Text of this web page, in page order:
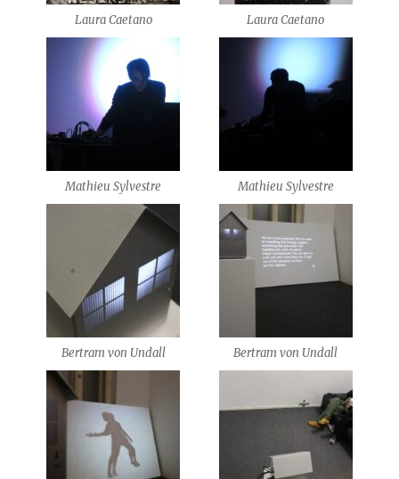
Laura Caetano Laura Caetano
Mathieu Sylvestre Mathieu Sylvestre
Bertram von Undall Bertram von Undall